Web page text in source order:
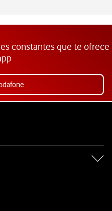
constantes que te ofrece
de Vodafone